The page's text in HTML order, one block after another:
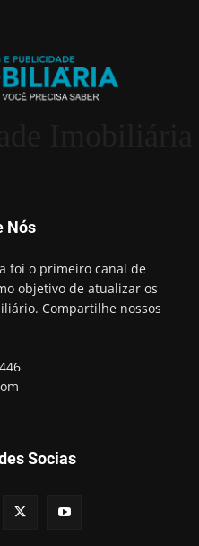
Nós
foi o primeiro canal de
objetivo de atualizar os
Compartilhe nossos
Socias